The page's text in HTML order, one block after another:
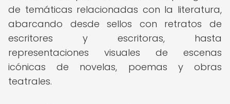
de temáticas relacionadas con la literatura,
abarcando desde sellos con retratos de
escritores y escritoras, hasta
representaciones visuales de escenas
icónicas de novelas, poemas y obras
teatrales.